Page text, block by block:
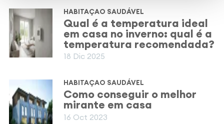
HABITAÇAO SAUDÁVEL
Qual é a temperatura ideal
em casa no inverno: qual é a
temperatura recomendada?
18 Dic 2025
HABITAÇAO SAUDÁVEL
Como conseguir o melhor
mirante em casa
16 Oct 2023